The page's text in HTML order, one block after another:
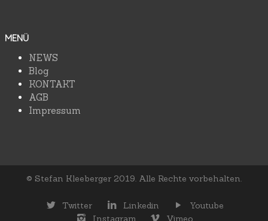
MENÜ
NEWS
Blog
KONTAKT
AGB
Impressum
© Stefan Kleeberger 2019. Alle Rechte vorbehalten.
Twitter Linkedin
Youtube
Instagram
Vimeo